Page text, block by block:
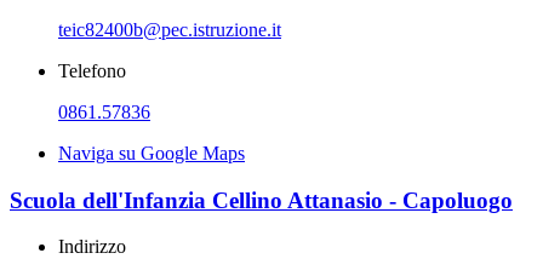
teic82400b@pec.istruzione.it
Telefono
0861.57836
Naviga su Google Maps
Scuola dell'Infanzia Cellino Attanasio - Capoluogo
Indirizzo